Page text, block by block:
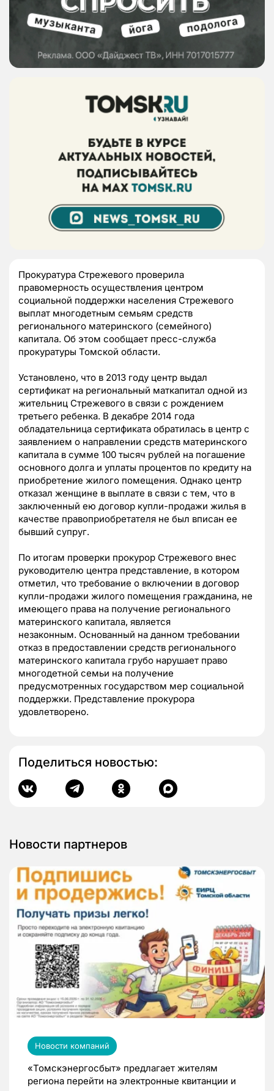
Прокуратура Стрежевого проверила
правомерность осуществления центром
социальной поддержки населения Стрежевого
выплат многодетным семьям средств
регионального материнского (семейного)
капитала. Об этом сообщает пресс-служба
прокуратуры Томской области.
Установлено, что в 2013 году центр выдал
сертификат на региональный маткапитал одной из
жительниц Стрежевого в связи с рождением
третьего ребенка. В декабре 2014 года
обладательница сертификата обратилась в центр с
заявлением о направлении средств материнского
капитала в сумме 100 тысяч рублей на погашение
основного долга и уплаты процентов по кредиту на
приобретение жилого помещения. Однако центр
отказал женщине в выплате в связи с тем, что в
заключенный ею договор купли-продажи жилья в
качестве правоприобретателя не был вписан ее
бывший супруг.
По итогам проверки прокурор Стрежевого внес
руководителю центра представление, в котором
отметил, что требование о включении в договор
купли-продажи жилого помещения гражданина, не
имеющего права на получение регионального
материнского капитала, является
незаконным. Основанный на данном требовании
отказ в предоставлении средств регионального
материнского капитала грубо нарушает право
многодетной семьи на получение
предусмотренных государством мер социальной
поддержки. Представление прокурора
удовлетворено.
Поделиться новостью:
Новости партнеров
Новости компаний
«Томскэнергосбыт» предлагает жителям
региона перейти на электронные квитанции и